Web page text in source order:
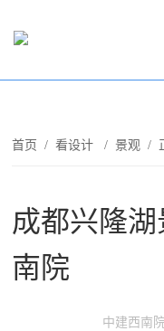
首页 /看设计 / 景观 /
成都兴隆
南院
中建西南